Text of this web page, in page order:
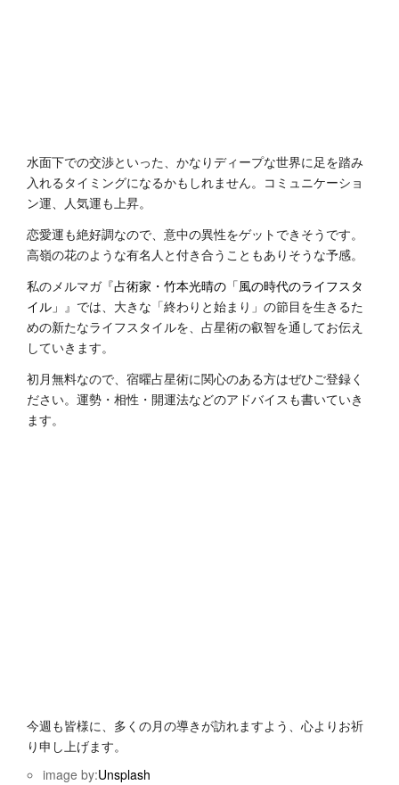
水面下での交渉といった、かなりディープな世界に足を踏み
入れるタイミングになるかもしれません。コミュニケーショ
ン運、人気運も上昇。
恋愛運も絶好調なので、意中の異性をゲットできそうです。
高嶺の花のような有名人と付き合うこともありそうな予感。
私のメルマガ『占術家・竹本光晴の「風の時代のライフスタ
イル」 』では、大きな「終わりと始まり」の節目を生きるた
めの新たなライフスタイルを、占星術の叡智を通してお伝え
していきます。
初月無料なので、宿曜占星術に関心のある方はぜひご登録く
ださい。運勢・相性・開運法などのアドバイスも書いていき
ます。
今週も皆様に、多くの月の導きが訪れますよう、心よりお祈
り申し上げます。
image by:Unsplash